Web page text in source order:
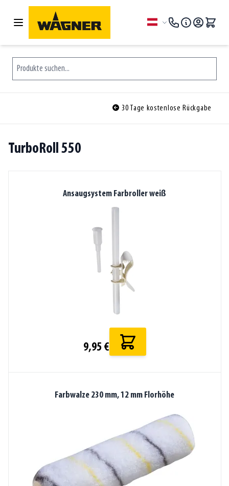
Zum Inhalt springen
Sprache
Produkte suchen...
30 Tage kostenlose Rückgabe
TurboRoll 550
Ansaugsystem Farbroller weiß
9,95 €
Farbwalze 230 mm, 12 mm Florhöhe